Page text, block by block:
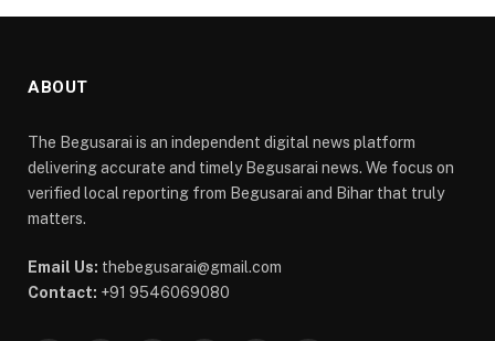
ABOUT
The Begusarai is an independent digital news platform
delivering accurate and timely Begusarai news. We focus on
verified local reporting from Begusarai and Bihar that truly
matters.
Email Us: thebegusarai@gmail.com
Contact: +91 9546069080